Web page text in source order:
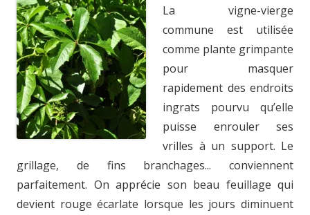
La vigne-vierge
commune est utilisée
comme plante grimpante
pour masquer
rapidement des endroits
ingrats pourvu qu’elle
puisse enrouler ses
vrilles à un support. Le
grillage, de fins branchages... conviennent
parfaitement. On apprécie son beau feuillage qui
devient rouge écarlate lorsque les jours diminuent